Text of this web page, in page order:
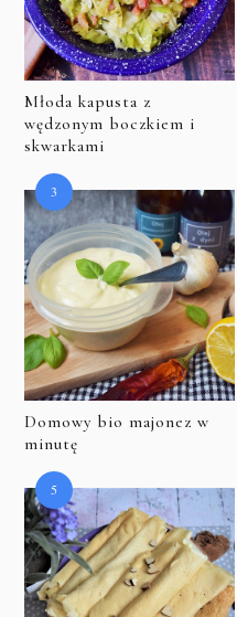
Młoda kapusta z
wędzonym boczkiem i
skwarkami
Domowy bio majonez w
minutę